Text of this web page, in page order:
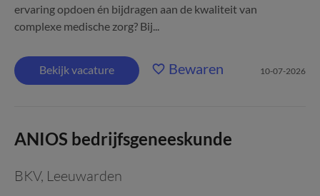
ervaring opdoen én bijdragen aan de kwaliteit van
complexe medische zorg? Bij...
Bekijk vacature Bewaren 10-07-2026
ANIOS bedrijfsgeneeskunde
BKV, Leeuwarden